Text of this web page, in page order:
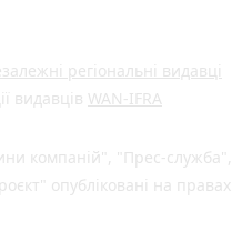
регіональні видавці
видавців WAN-IFRA
компаній", "Прес-служба",
опубліковані на правах